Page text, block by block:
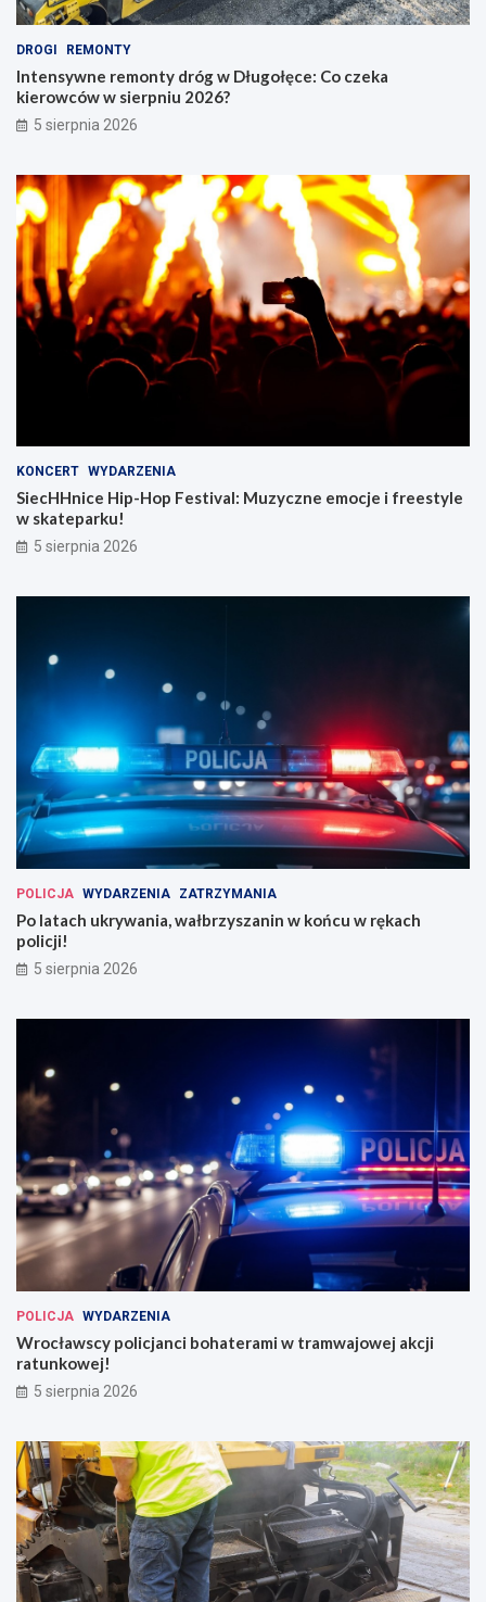
DROGI REMONTY
Intensywne remonty dróg w Długołęce: Co czeka
kierowców w sierpniu 2026?
5 sierpnia 2026
KONCERT WYDARZENIA
SiecHHnice Hip-Hop Festival: Muzyczne emocje i freestyle
w skateparku!
5 sierpnia 2026
POLICJA WYDARZENIA ZATRZYMANIA
Po latach ukrywania, wałbrzyszanin w końcu w rękach
policji!
5 sierpnia 2026
POLICJA WYDARZENIA
Wrocławscy policjanci bohaterami w tramwajowej akcji
ratunkowej!
5 sierpnia 2026